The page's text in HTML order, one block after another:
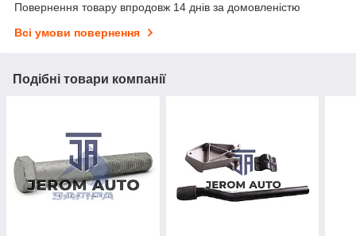
Повернення товару впродовж 14 днів за домовленістю
Всі умови повернення
Подібні товари компанії